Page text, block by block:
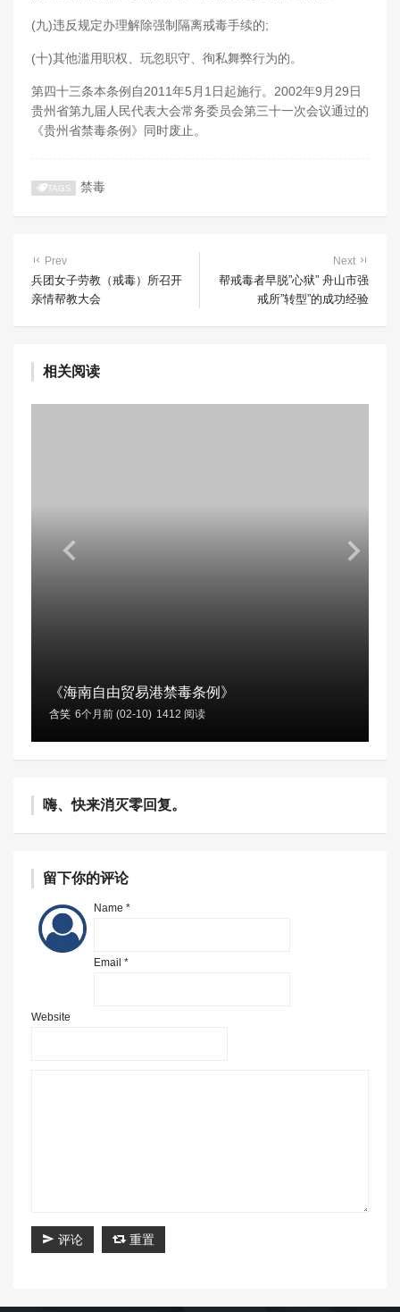
(九)违反规定办理解除强制隔离戒毒手续的;
(十)其他滥用职权、玩忽职守、徇私舞弊行为的。
第四十三条本条例自2011年5月1日起施行。2002年9月29日
贵州省第九届人民代表大会常务委员会第三十一次会议通过的
《贵州省禁毒条例》同时废止。
TAGS 禁毒
Prev
兵团女子劳教（戒毒）所召开
亲情帮教大会
Next
帮戒毒者早脱”心狱” 舟山市强
戒所”转型”的成功经验
相关阅读
《海南自由贸易港禁毒条例》
含笑 6个月前 (02-10) 1412 阅读
嗨、快来消灭零回复。
留下你的评论
Name *
Email *
Website
评论 重置